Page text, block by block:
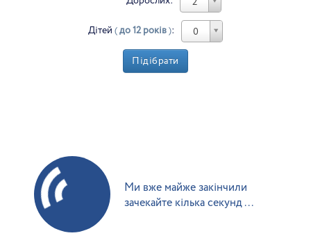
Дітей (до 12 років): 0
Підібрати
Ми вже майже закінчили
зачекайте кілька секунд ...